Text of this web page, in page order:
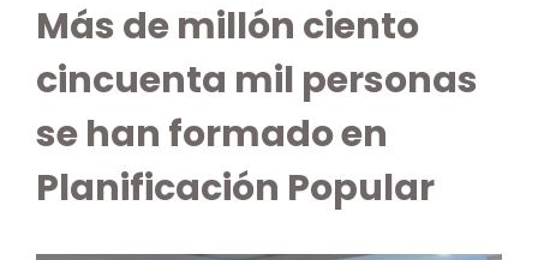
Más de millón ciento
cincuenta mil personas
se han formado en
Planificación Popular